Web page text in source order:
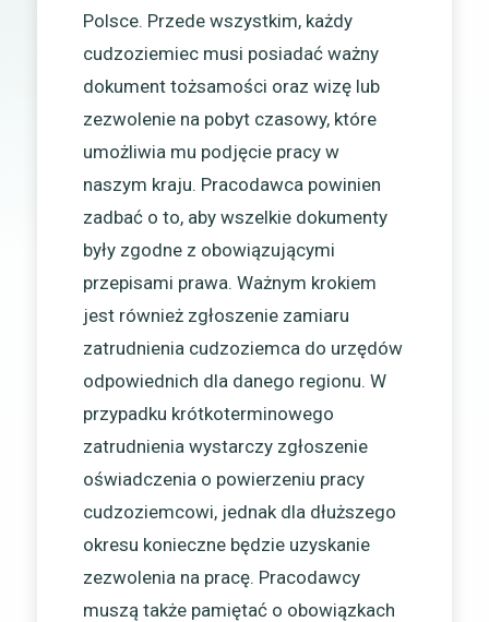
Polsce. Przede wszystkim, każdy
cudzoziemiec musi posiadać ważny
dokument tożsamości oraz wizę lub
zezwolenie na pobyt czasowy, które
umożliwia mu podjęcie pracy w
naszym kraju. Pracodawca powinien
zadbać o to, aby wszelkie dokumenty
były zgodne z obowiązującymi
przepisami prawa. Ważnym krokiem
jest również zgłoszenie zamiaru
zatrudnienia cudzoziemca do urzędów
odpowiednich dla danego regionu. W
przypadku krótkoterminowego
zatrudnienia wystarczy zgłoszenie
oświadczenia o powierzeniu pracy
cudzoziemcowi, jednak dla dłuższego
okresu konieczne będzie uzyskanie
zezwolenia na pracę. Pracodawcy
muszą także pamiętać o obowiązkach